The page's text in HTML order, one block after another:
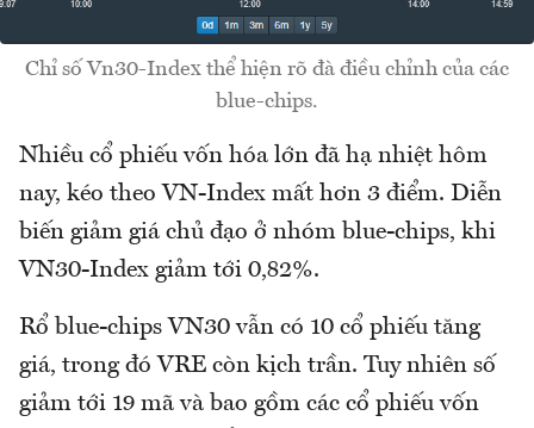
Chỉ số Vn30-Index thể hiện rõ đà điều chỉnh của các
blue-chips.
Nhiều cổ phiếu vốn hóa lớn đã hạ nhiệt hôm
nay, kéo theo VN-Index mất hơn 3 điểm. Diễn
biến giảm giá chủ đạo ở nhóm blue-chips, khi
VN30-Index giảm tới 0,82%.
Rổ blue-chips VN30 vẫn có 10 cổ phiếu tăng
giá, trong đó VRE còn kịch trần. Tuy nhiên số
giảm tới 19 mã và bao gồm các cổ phiếu vốn